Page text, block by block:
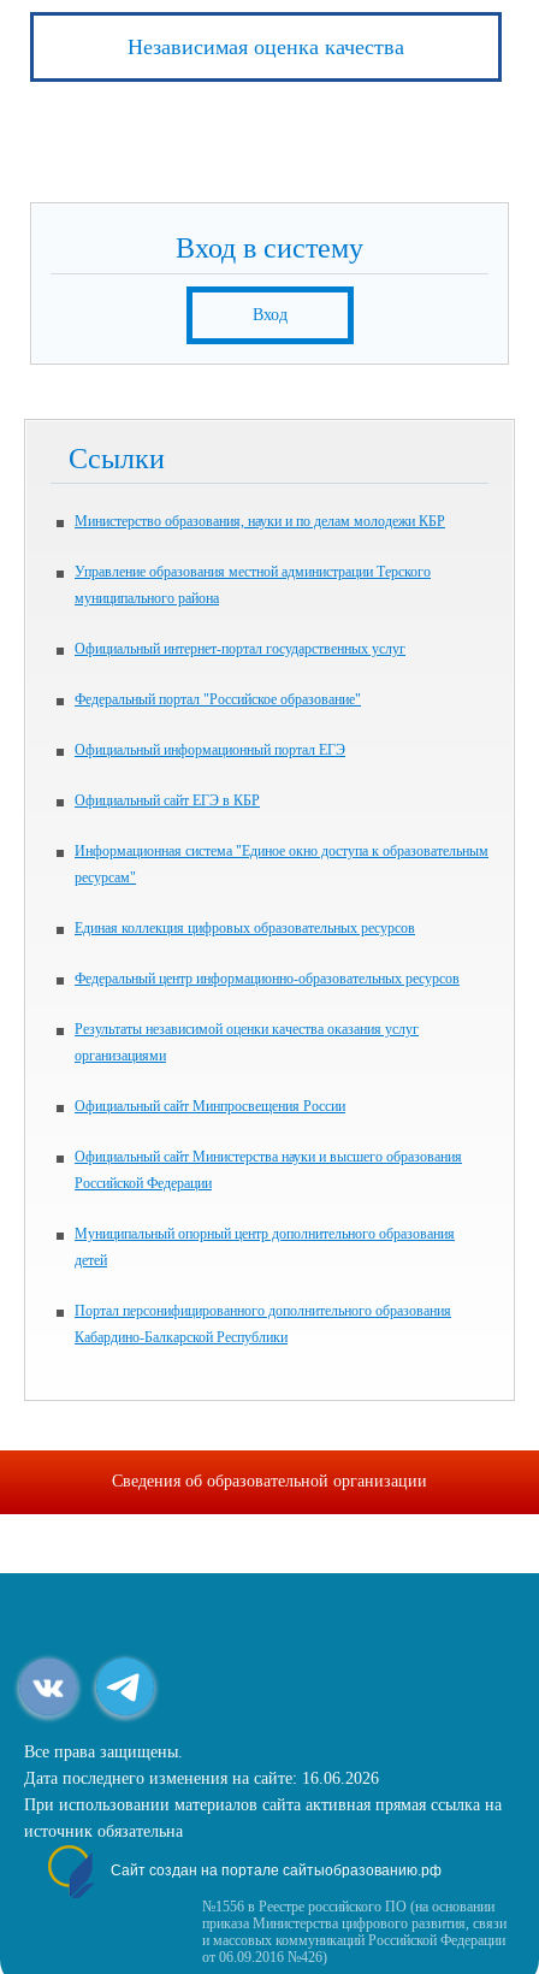
Независимая оценка качества
Вход в систему
Вход
Ссылки
Министерство образования, науки и по делам молодежи КБР
Управление образования местной администрации Терского
муниципального района
Официальный интернет-портал государственных услуг
Федеральный портал "Российское образование"
Официальный информационный портал ЕГЭ
Официальный сайт ЕГЭ в КБР
Информационная система "Единое окно доступа к образовательным
ресурсам"
Единая коллекция цифровых образовательных ресурсов
Федеральный центр информационно-образовательных ресурсов
Результаты независимой оценки качества оказания услуг
организациями
Официальный сайт Минпросвещения России
Официальный сайт Министерства науки и высшего образования
Российской Федерации
Муниципальный опорный центр дополнительного образования
детей
Портал персонифицированного дополнительного образования
Кабардино-Балкарской Республики
Сведения об образовательной организации
Все права защищены.
Дата последнего изменения на сайте: 16.06.2026
При использовании материалов сайта активная прямая ссылка на
источник обязательна
Сайт создан на портале сайтыобразованию.рф
№1556 в Реестре российского ПО (на основании
приказа Министерства цифрового развития, связи
и массовых коммуникаций Российской Федерации
от 06.09.2016 №426)